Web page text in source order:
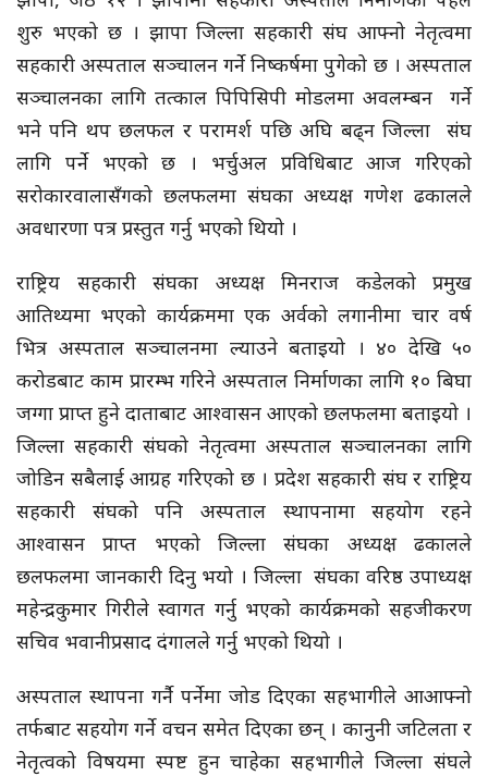
शुरु भएको छ । झापा जिल्ला सहकारी संघ आफ्नो नेतृत्वमा
सहकारी अस्पताल सञ्चालन गर्ने निष्कर्षमा पुगेको छ । अस्पताल
सञ्चालनका लागि तत्काल पिपिसिपी मोडलमा अवलम्बन गर्ने
भने पनि थप छलफल र परामर्श पछि अघि बढ्न जिल्ला संघ
लागि पर्ने भएको छ । भर्चुअल प्रविधिबाट आज गरिएको
सरोकारवालासँगको छलफलमा संघका अध्यक्ष गणेश ढकालले
अवधारणा पत्र प्रस्तुत गर्नु भएको थियो ।
राष्ट्रिय सहकारी संघका अध्यक्ष मिनराज कडेलको प्रमुख
आतिथ्यमा भएको कार्यक्रममा एक अर्वको लगानीमा चार वर्ष
भित्र अस्पताल सञ्चालनमा ल्याउने बताइयो । ४० देखि ५०
करोडबाट काम प्रारम्भ गरिने अस्पताल निर्माणका लागि १० बिघा
जग्गा प्राप्त हुने दाताबाट आश्वासन आएको छलफलमा बताइयो ।
जिल्ला सहकारी संघको नेतृत्वमा अस्पताल सञ्चालनका लागि
जोडिन सबैलाई आग्रह गरिएको छ । प्रदेश सहकारी संघ र राष्ट्रिय
सहकारी संघको पनि अस्पताल स्थापनामा सहयोग रहने
आश्वासन प्राप्त भएको जिल्ला संघका अध्यक्ष ढकालले
छलफलमा जानकारी दिनु भयो । जिल्ला संघका वरिष्ठ उपाध्यक्ष
महेन्द्रकुमार गिरीले स्वागत गर्नु भएको कार्यक्रमको सहजीकरण
सचिव भवानीप्रसाद दंगालले गर्नु भएको थियो ।
अस्पताल स्थापना गर्नै पर्नेमा जोड दिएका सहभागीले आआफ्नो
तर्फबाट सहयोग गर्ने वचन समेत दिएका छन् । कानुनी जटिलता र
नेतृत्वको विषयमा स्पष्ट हुन चाहेका सहभागीले जिल्ला संघले